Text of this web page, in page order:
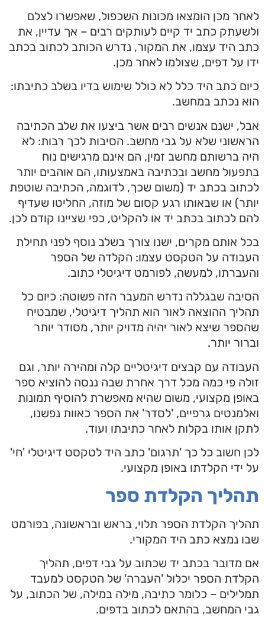
לאחר מכן הומצאו מכונות השכפול, שאפשרו לצלם
ולשעתק כתב יד קיים לעותקים רבים – אך עדיין, את
כתב היד עצמו, את המקור, נדרש הכותב לכתוב בכתב
ידו על דפים, שצולמו לאחר מכן.
כיום כתב היד כלל לא כולל שימוש בדיו בשלב כתיבתו:
הוא נכתב במחשב.
אבל, ישנם אנשים רבים אשר ביצעו את שלב הכתיבה
הראשוני שלא על גבי מחשב. הסיבות לכך רבות: לא
היה ברשותם מחשב זמין, הם אינם מרגישים נוח
בתפעול מחשב ובכתיבה באמצעותו, הם אוהבים יותר
לכתוב בכתב יד (משום שכך, לדוגמה, הכתיבה שוטפת
יותר) או שבאותו רגע קסום של מוזה, החליטו שעדיף
להם לכתוב בכתב יד או להקליט, כפי שציינו קודם לכן.
בכל אותם מקרים, ישנו צורך בשלב נוסף לפני תחילת
העבודה על הטקסט עצמו: הקלדה של הספר
והעברתו, למעשה, לפורמט דיגיטלי כתוב.
הסיבה שבגללה נדרש המעבר הזה פשוטה: כיום כל
תהליך ההוצאה לאור הוא תהליך דיגיטלי, שמבטיח
שהספר שיצא לאור יהיה מדויק יותר, מסודר יותר
וברור יותר.
העבודה עם קבצים דיגיטליים קלה ומהירה יותר, וגם
זולה פי כמה מכל דרך אחרת שבה ננסה להוציא ספר
באופן מקצועי, משום שהיא מאפשרת להוסיף תמונות
ואלמנטים גרפיים, 'לסדר' את הספר כאוות נפשנו,
לתקן אותו בקלות לאחר כתיבתו ועוד.
לכן חשוב כל כך 'תרגום' כתב היד לטקסט דיגיטלי 'חי'
על ידי הקלדתו באופן מקצועי.
תהליך הקלדת ספר
תהליך הקלדת הספר תלוי, בראש ובראשונה, בפורמט
שבו נמצא כתב היד המקורי.
אם מדובר בכתב יד שכתוב על גבי דפים, תהליך
הקלדת הספר יכלול 'העברה' של הטקסט למעבד
תמלילים – כלומר כתיבה, מילה במילה, של הכתוב, על
גבי המחשב, בהתאם לכתוב בדפים.